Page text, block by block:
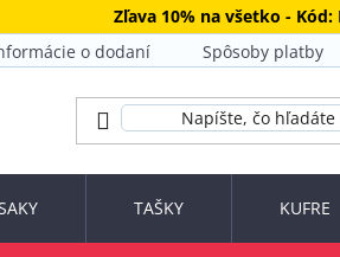
Zľava 10% na všetko - Kód:
o dodaní Spôsoby platby
TAŠKY KUFRE